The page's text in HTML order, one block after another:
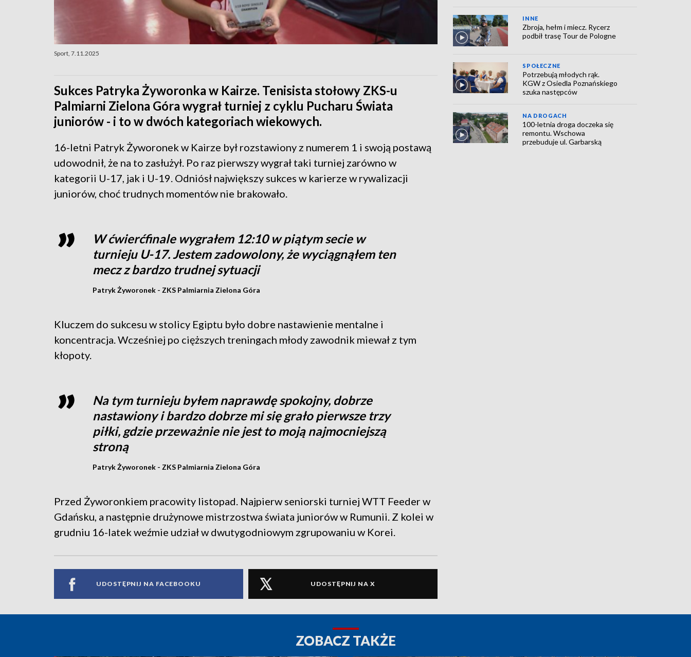
Sport, 7.11.2025
Sukces Patryka Żyworonka w Kairze. Tenisista stołowy ZKS-u
Palmiarni Zielona Góra wygrał turniej z cyklu Pucharu Świata
juniorów - i to w dwóch kategoriach wiekowych.
16-letni Patryk Żyworonek w Kairze był rozstawiony z numerem 1 i swoją postawą
udowodnił, że na to zasłużył. Po raz pierwszy wygrał taki turniej zarówno w
kategorii U-17, jak i U-19. Odniósł największy sukces w karierze w rywalizacji
juniorów, choć trudnych momentów nie brakowało.
W ćwierćfinale wygrałem 12:10 w piątym secie w
turnieju U-17. Jestem zadowolony, że wyciągnąłem ten
mecz z bardzo trudnej sytuacji
Patryk Żyworonek - ZKS Palmiarnia Zielona Góra
Kluczem do sukcesu w stolicy Egiptu było dobre nastawienie mentalne i
koncentracja. Wcześniej po cięższych treningach młody zawodnik miewał z tym
kłopoty.
Na tym turnieju byłem naprawdę spokojny, dobrze
nastawiony i bardzo dobrze mi się grało pierwsze trzy
piłki, gdzie przeważnie nie jest to moją najmocniejszą
stroną
Patryk Żyworonek - ZKS Palmiarnia Zielona Góra
Przed Żyworonkiem pracowity listopad. Najpierw seniorski turniej WTT Feeder w
Gdańsku, a następnie drużynowe mistrzostwa świata juniorów w Rumunii. Z kolei w
grudniu 16-latek weźmie udział w dwutygodniowym zgrupowaniu w Korei.
UDOSTĘPNIJ NA FACEBOOKU UDOSTĘPNIJ NA X
INNE
Zbroja, hełm i miecz. Rycerz
podbił trasę Tour de Pologne
SPOŁECZNE
Potrzebują młodych rąk.
KGW z Osiedla Poznańskiego
szuka następców
NA DROGACH
100-letnia droga doczeka się
remontu. Wschowa
przebuduje ul. Garbarską
ZOBACZ TAKŻE